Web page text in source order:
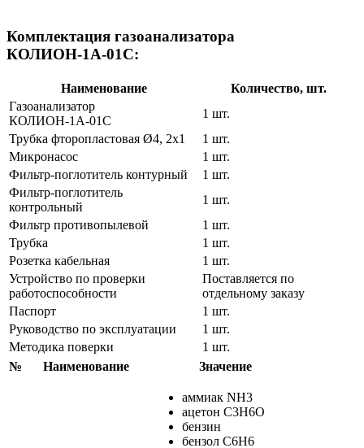
Комплектация газоанализатора
КОЛИОН-1А-01С:
Наименование
Количество, шт.
Газоанализатор
КОЛИОН-1А-01С
1 шт.
Трубка фторопластовая Ø4, 2х1
1 шт.
Микронасос
1 шт.
Фильтр-поглотитель контурный
1 шт.
Фильтр-поглотитель
контрольный
1 шт.
Фильтр противопылевой
1 шт.
Трубка
1 шт.
Розетка кабельная
1 шт.
Устройство по проверки
работоспособности
Поставляется по
отдельному заказу
Паспорт
1 шт.
Руководство по эксплуатации
1 шт.
Методика поверки
1 шт.
№
Наименование Значение
аммиак NH3
ацетон C3H6O
бензин
бензол C6H6